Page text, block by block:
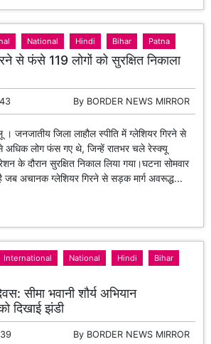
National Hindi Bihar Patna
से फंसे 119 लोगों को सुरक्षित निकाला
By BORDER NEWS MIRROR
। जनजातीय जिला लाहौल स्पीति में ग्लेशियर गिरने से
अधिक लोग फंस गए थे, जिन्हें रातभर चले रेस्क्यू
के दौरान सुरक्षित निकाल लिया गया।घटना सोमवार
जब अचानक ग्लेशियर गिरने से सड़क मार्ग अवरूद्ध...
International National Hindi
Bihar
सीमा भवानी शौर्य अभियान
दिखाई झंडी
By BORDER NEWS MIRROR